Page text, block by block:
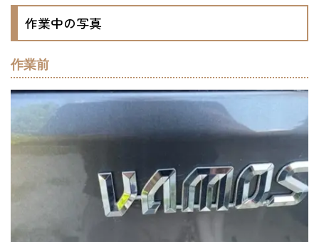
作業中の写真
作業前